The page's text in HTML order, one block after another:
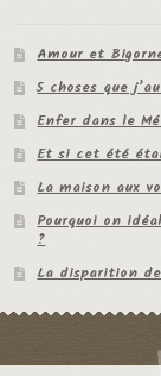
Amour et
5 choses que
Enfer dans le
Et si cet été
La maison aux
Pourquoi on
?
La disparition